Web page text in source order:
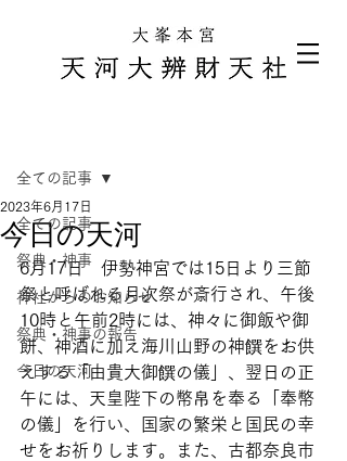
全ての記事
祭典・神事
神社からのお知らせ
祭典・神事の報告
今日の天河
全ての記事
今日の天河
2023年6月17日
6月17日　伊勢神宮では15日より三節
祭と呼ばれる月次祭が斎行され、午後
10時と午前2時には、神々に御飯や御
餅、神酒に加え海川山野の神饌をお供
えする「由貴大御饌の儀」、翌日の正
午には、天皇陛下の幣帛を奉る「奉幣
の儀」を行い、国家の繁栄と国民の幸
せをお祈りします。また、古都奈良市